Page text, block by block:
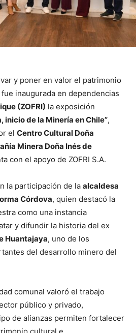
y poner en valor el patrimonio
inaugurada en dependencias
(ZOFRI) la exposición
inicio de la Minería en Chile”,
el Centro Cultural Doña
Minera Doña Inés de
con el apoyo de ZOFRI S.A.
la participación de la alcaldesa
Córdova, quien destacó la
como una instancia
y difundir la historia del ex
Huantajaya, uno de los
del desarrollo minero del
comunal valoró el trabajo
público y privado,
de alianzas permiten fortalecer